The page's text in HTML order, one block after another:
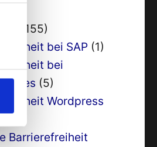
(155)
bei SAP(1)
bei
(5)
Wordpress
Barrierefreiheit